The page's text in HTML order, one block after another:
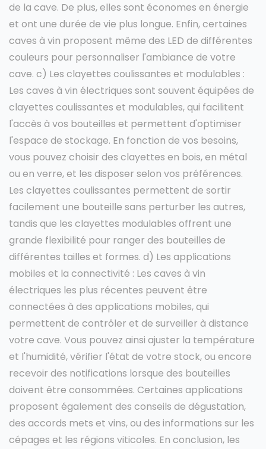
de la cave. De plus, elles sont économes en énergie
et ont une durée de vie plus longue. Enfin, certaines
caves à vin proposent même des LED de différentes
couleurs pour personnaliser l'ambiance de votre
cave. c) Les clayettes coulissantes et modulables :
Les caves à vin électriques sont souvent équipées de
clayettes coulissantes et modulables, qui facilitent
l'accès à vos bouteilles et permettent d'optimiser
l'espace de stockage. En fonction de vos besoins,
vous pouvez choisir des clayettes en bois, en métal
ou en verre, et les disposer selon vos préférences.
Les clayettes coulissantes permettent de sortir
facilement une bouteille sans perturber les autres,
tandis que les clayettes modulables offrent une
grande flexibilité pour ranger des bouteilles de
différentes tailles et formes. d) Les applications
mobiles et la connectivité : Les caves à vin
électriques les plus récentes peuvent être
connectées à des applications mobiles, qui
permettent de contrôler et de surveiller à distance
votre cave. Vous pouvez ainsi ajuster la température
et l'humidité, vérifier l'état de votre stock, ou encore
recevoir des notifications lorsque des bouteilles
doivent être consommées. Certaines applications
proposent également des conseils de dégustation,
des accords mets et vins, ou des informations sur les
cépages et les régions viticoles. En conclusion, les